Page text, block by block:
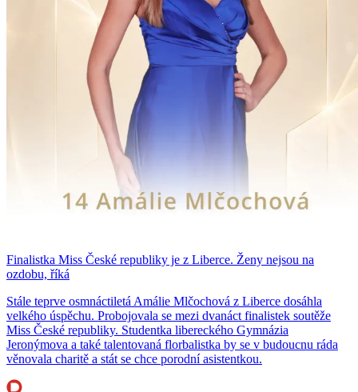
Finalistka Miss České republiky je z Liberce. Ženy nejsou na
ozdobu, říká
Stále teprve osmnáctiletá Amálie Mlčochová z Liberce dosáhla
velkého úspěchu. Probojovala se mezi dvanáct finalistek soutěže
Miss České republiky. Studentka libereckého Gymnázia
Jeronýmova a také talentovaná florbalistka by se v budoucnu ráda
věnovala charitě a stát se chce porodní asistentkou.